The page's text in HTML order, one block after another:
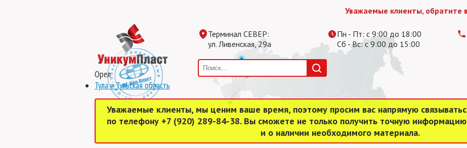
Уважаемые клиенты, обратите
Орел
Тула и Тульская область
Терминал СЕВЕР:
ул. Ливенская, 29а
Пн - Пт: с 9:00 до 18:00
Сб - Вс: с 9:00 до 15:00
Уважаемые клиенты, мы ценим ваше время, поэтому просим вас напрямую
по телефону +7 (920) 289-84-38. Вы сможете не только получить точную
и о наличии необходимого материала.